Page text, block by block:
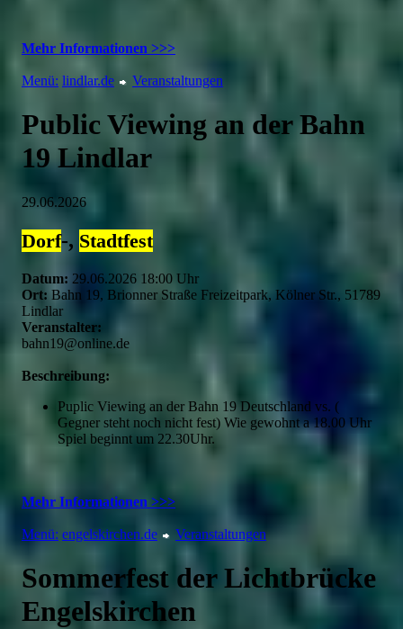
Mehr Informationen >>>
Menü: lindlar.de Veranstaltungen
Public Viewing an der Bahn
19 Lindlar
29.06.2026
Dorf-, Stadtfest
Datum: 29.06.2026 18:00 Uhr
Ort: Bahn 19, Brionner Straße Freizeitpark, Kölner Str., 51789
Lindlar
Veranstalter:
bahn19@online.de
Beschreibung:
Puplic Viewing an der Bahn 19 Deutschland vs. (
Gegner steht noch nicht fest) Wie gewohnt a 18.00 Uhr
Spiel beginnt um 22.30Uhr.
Mehr Informationen >>>
Menü: engelskirchen.de Veranstaltungen
Sommerfest der Lichtbrücke
Engelskirchen